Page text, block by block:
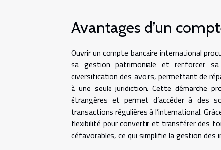
Avantages d’un
Ouvrir un compte bancaire international
sa gestion patrimoniale et renforcer sa
diversification des avoirs, permettant de
à une seule juridiction. Cette démarche
étrangères et permet d’accéder à des
transactions régulières à l’international.
flexibilité pour convertir et transférer des
défavorables, ce qui simplifie la gestion